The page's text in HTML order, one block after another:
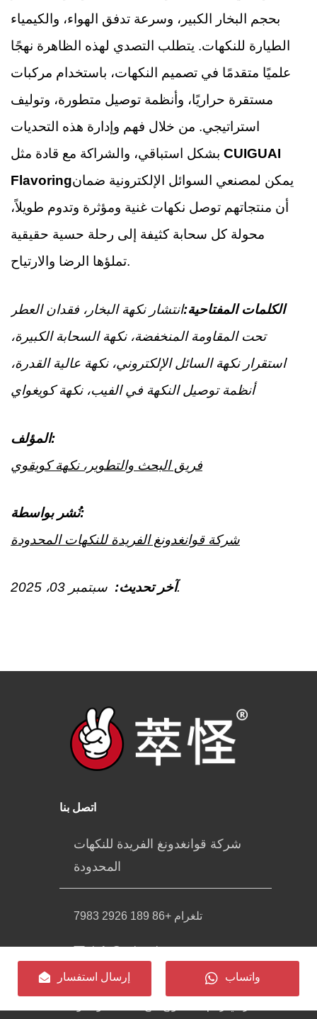
بحجم البخار الكبير، وسرعة تدفق الهواء، والكيمياء
الطيارة للنكهات. يتطلب التصدي لهذه الظاهرة نهجًا
علميًا متقدمًا في تصميم النكهات، باستخدام مركبات
مستقرة حراريًا، وأنظمة توصيل متطورة، وتوليف
استراتيجي. من خلال فهم وإدارة هذه التحديات
CUIGUAI
Flavoringيمكن لمصنعي السوائل الإلكترونية ضمان
أن منتجاتهم توصل نكهات غنية ومؤثرة وتدوم طويلاً،
محولة كل سحابة كثيفة إلى رحلة حسية حقيقية
تملؤها الرضا والارتياح.
الكلمات المفتاحية:انتشار نكهة البخار، فقدان العطر
تحت المقاومة المنخفضة، نكهة السحابة الكبيرة،
استقرار نكهة السائل الإلكتروني، نكهة عالية القدرة،
أنظمة توصيل النكهة في الفيب، نكهة كويغواي
المؤلف:
فريق البحث والتطوير، نكهة كويقوي
نُشر بواسطة:
شركة قوانغدونغ الفريدة للنكهات المحدودة
آخر تحديث: سبتمبر 03 ، 2025.
اتصل بنا
شركة قوانغدونغ الفريدة للنكهات
المحدودة
تلغرام +86 189 2926 7983
info@cuiguai.com
الغرفة 701، المبنى ج، رقم 16، الطريق
إرسال استفسار واتساب